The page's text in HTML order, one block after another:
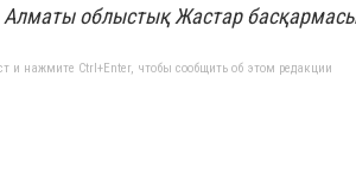
Алматы облыстық Жастар
нажмите Ctrl+Enter, чтобы сообщить об этом редакции